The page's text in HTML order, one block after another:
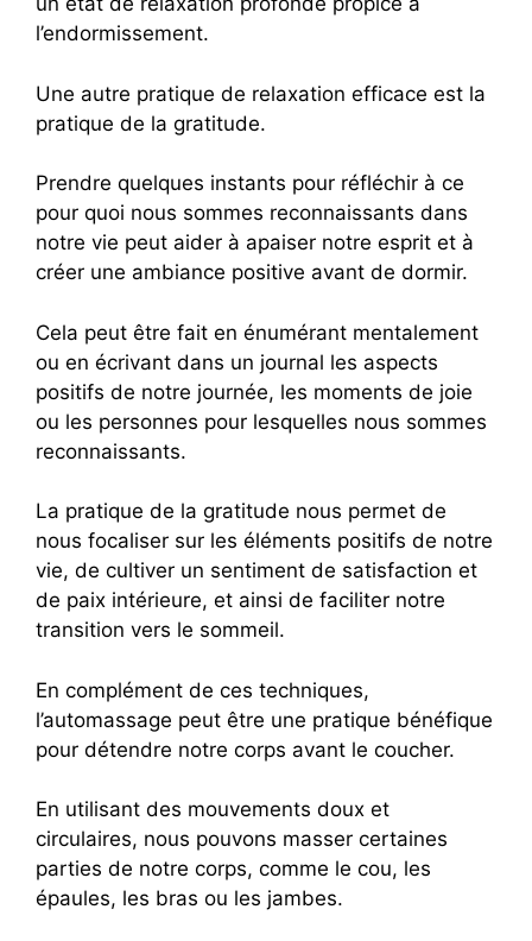
l’endormissement.
Une autre pratique de relaxation efficace est la
pratique de la gratitude.
Prendre quelques instants pour réfléchir à ce
pour quoi nous sommes reconnaissants dans
notre vie peut aider à apaiser notre esprit et à
créer une ambiance positive avant de dormir.
Cela peut être fait en énumérant mentalement
ou en écrivant dans un journal les aspects
positifs de notre journée, les moments de joie
ou les personnes pour lesquelles nous sommes
reconnaissants.
La pratique de la gratitude nous permet de
nous focaliser sur les éléments positifs de notre
vie, de cultiver un sentiment de satisfaction et
de paix intérieure, et ainsi de faciliter notre
transition vers le sommeil.
En complément de ces techniques,
l’automassage peut être une pratique bénéfique
pour détendre notre corps avant le coucher.
En utilisant des mouvements doux et
circulaires, nous pouvons masser certaines
parties de notre corps, comme le cou, les
épaules, les bras ou les jambes.